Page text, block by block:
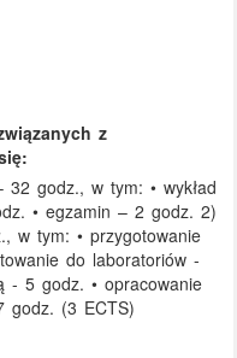
z
godz., w tym: • wykład
• egzamin – 2 godz. 2)
w tym: • przygotowanie
do laboratoriów -
- 5 godz. • opracowanie
godz. (3 ECTS)